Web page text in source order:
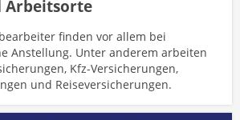
Arbeitsorte
finden vor allem bei
Anstellung. Unter anderem arbeiten
Kfz-Versicherungen,
und Reiseversicherungen.